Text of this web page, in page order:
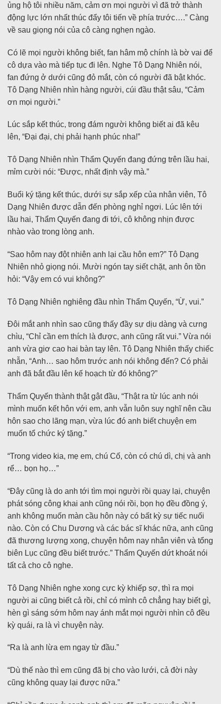
ủng hộ tôi nhiều năm, cảm ơn mọi người vì đã trở thành
động lực lớn nhất thúc đẩy tôi tiến về phía trước….” Càng
về sau giọng nói của cô càng nghẹn ngào.
Có lẽ mọi người không biết, fan hâm mộ chính là bờ vai để
cô dựa vào mà tiếp tục đi lên. Nghe Tô Dạng Nhiên nói,
fan đứng ở dưới cũng đỏ mắt, còn có người đã bật khóc.
Tô Dạng Nhiên nhìn hàng người, cúi đầu thật sâu, “Cảm
ơn mọi người.”
Lúc sắp kết thúc, trong đám người không biết ai đã kêu
lên, “Đại đại, chị phải hạnh phúc nha!”
Tô Dạng Nhiên nhìn Thẩm Quyến đang đứng trên lầu hai,
mỉm cười nói: “Được, nhất định vậy mà.”
Buổi ký tặng kết thúc, dưới sự sắp xếp của nhân viên, Tô
Dạng Nhiên được dẫn đến phòng nghỉ ngơi. Lúc lên tới
lầu hai, Thẩm Quyến đang đi tới, cô không nhịn được
nhào vào trong lòng anh.
“Sao hôm nay đột nhiên anh lại cầu hôn em?” Tô Dạng
Nhiên nhỏ giọng nói. Mười ngón tay siết chặt, anh ôn tồn
hỏi: “Vậy em có vui không?”
Tô Dạng Nhiên nghiêng đầu nhìn Thẩm Quyến, “Ừ, vui.”
Đôi mắt anh nhìn sao cũng thấy đầy sự dịu dàng và cưng
chìu, “Chỉ cần em thích là được, anh cũng rất vui.” Vừa nói
anh vừa giơ cao hai bàn tay lên. Tô Dạng Nhiên thấy chiếc
nhẫn, “Anh… sao hôm trước anh nói không đến? Có phải
anh đã bắt đầu lên kế hoạch từ đó không?”
Thẩm Quyến thành thật gật đầu, “Thật ra từ lúc anh nói
mình muốn kết hôn với em, anh vẫn luôn suy nghĩ nên cầu
hôn sao cho lãng mạn, vừa lúc đó anh biết chuyện em
muốn tổ chức ký tặng.”
“Trong video kia, mẹ em, chú Cố, còn có chú dì, chị và anh
rể… bọn họ…”
“Đây cũng là do anh tới tìm mọi người rồi quay lại, chuyện
phát sóng công khai anh cũng nói rồi, bọn họ đều đồng ý,
anh không muốn màn cầu hôn này có bất kỳ sự tiếc nuối
nào. Còn có Chu Dương và các bác sĩ khác nữa, anh cũng
đã thương lượng xong, chuyện hôm nay nhân viên và tổng
biên Lục cũng đều biết trước.” Thẩm Quyến dứt khoát nói
tất cả cho cô nghe.
Tô Dạng Nhiên nghe xong cực kỳ khiếp sợ, thì ra mọi
người ai cũng biết cả rồi, chỉ có mình cô chẳng hay biết gì,
hèn gì sáng sớm hôm nay ánh mắt mọi người nhìn cô đều
kỳ quái, ra là vì chuyện này.
“Ra là anh lừa em ngay từ đầu.”
“Dù thế nào thì em cũng đã bị cho vào lưới, cả đời này
cũng không quay lại được nữa.”